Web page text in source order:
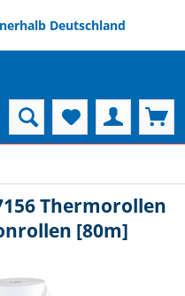
Deutschland
Thermorollen
[80m]